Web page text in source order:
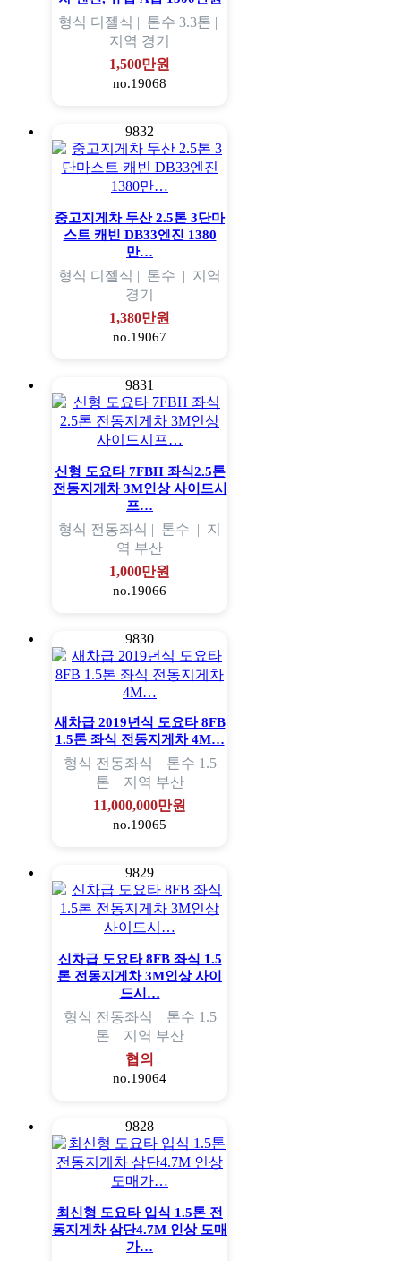
형식 디젤식 | 톤수 3.3톤 |
지역 경기
1,500만원
no.19068
9832
중고지게차 두산 2.5톤 3단마
스트 캐빈 DB33엔진 1380
만…
형식 디젤식 | 톤수 | 지역
경기
1,380만원
no.19067
9831
신형 도요타 7FBH 좌식2.5톤
전동지게차 3M인상 사이드시
프…
형식 전동좌식 | 톤수 | 지
역 부산
1,000만원
no.19066
9830
새차급 2019년식 도요타 8FB
1.5톤 좌식 전동지게차 4M…
형식 전동좌식 | 톤수 1.5
톤 | 지역 부산
11,000,000만원
no.19065
9829
신차급 도요타 8FB 좌식 1.5
톤 전동지게차 3M인상 사이
드시…
형식 전동좌식 | 톤수 1.5
톤 | 지역 부산
협의
no.19064
9828
최신형 도요타 입식 1.5톤 전
동지게차 삼단4.7M 인상 도매
가…